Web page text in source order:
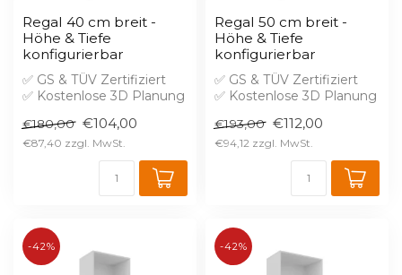
Regal 40 cm breit -
Höhe & Tiefe
konfigurierbar
✅ GS & TÜV Zertifiziert
✅ Kostenlose 3D Planung
Aufprei...
€180,00 €104,00
€87,40
Regal 50 cm breit -
Höhe & Tiefe
konfigurierbar
✅ GS & TÜV Zertifiziert
✅ Kostenlose 3D Planung
Aufprei...
€193,00 €112,00
€94,12
-42% -42%